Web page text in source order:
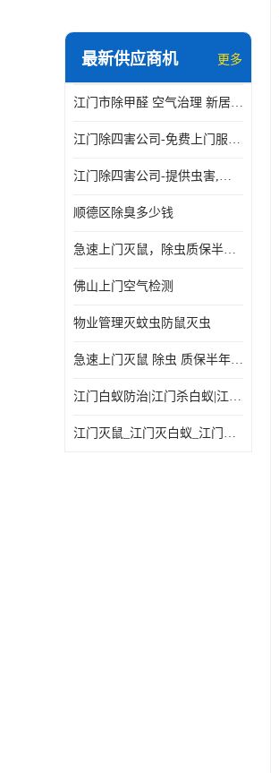
最新供应商机 更多
江门市除甲醛 空气治理 新居除异味 除苯 装修后异味清除
江门除四害公司-免费上门服务-随叫随到
江门除四害公司-提供虫害,病毒等全面消杀服务
顺德区除臭多少钱
急速上门灭鼠，除虫质保半年，白蚁、跳蚤、臭虫、蟑螂、德国小镰
佛山上门空气检测
物业管理灭蚊虫防鼠灭虫
急速上门灭鼠 除虫 质保半年 白蚁 跳蚤 臭虫 蟑螂 德国小镰
江门白蚁防治|江门杀白蚁|江门杀虫灭鼠|江门灭白蚁|
江门灭鼠_江门灭白蚁_江门灭蟑螂